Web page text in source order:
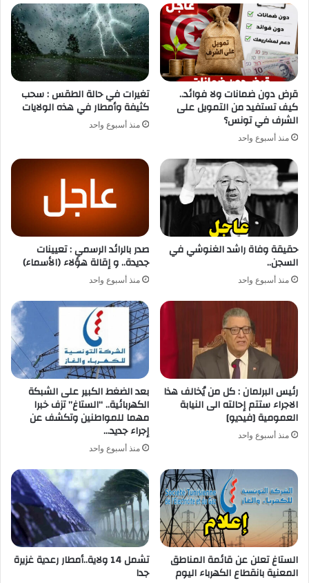
قرض دون ضمانات ولا فوائد..
كيف تستفيد من التمويل على
الشرف في تونس؟
منذ أسبوع واحد
تغيرات في حالة الطقس : سحب
كثيفة وأمطار في هذه الولايات
منذ أسبوع واحد
حقيقة وفاة راشد الغنوشي في
السجن..
منذ أسبوع واحد
صدر بالرائد الرسمي : تعيينات
جديدة.. و إقالة هؤلاء (الأسماء)
منذ أسبوع واحد
رئيس البرلمان : كل من يُخالف هذا
الاجراء ستتم إحالته الى النيابة
العمومية [فيديو]
منذ أسبوع واحد
بعد الضغط الكبير على الشبكة
الكهربائية.. “الستاغ” تزف خبرا
مهما للمواطنين وتكشف عن
إجراء جديد…
منذ أسبوع واحد
الستاغ تعلن عن قائمة المناطق
المعنية بانقطاع الكهرباء اليوم
تشمل 14 ولاية..أمطار رعدية غزيرة
جدا